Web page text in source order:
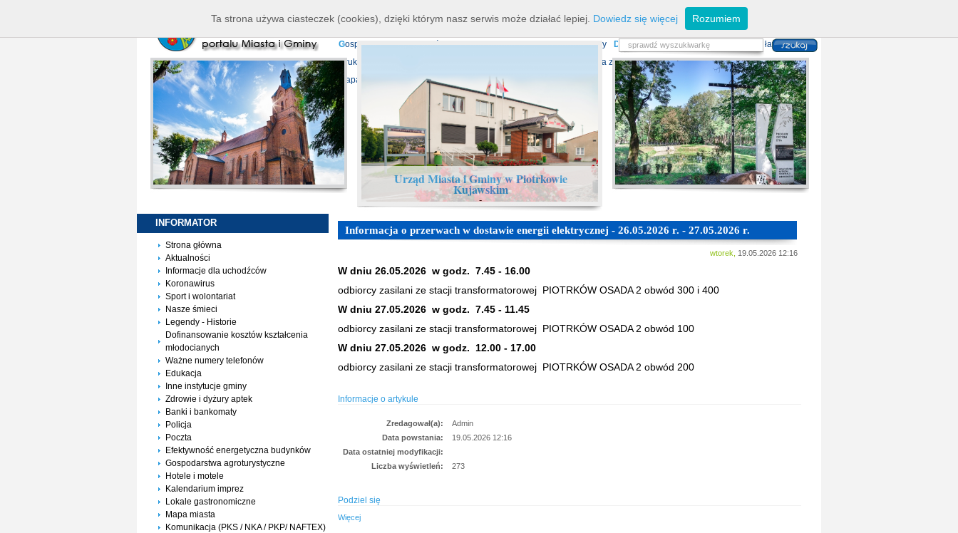
arządzanie kryzysowe
P
rojekty europejskie undusz Dróg Samorządowych ządowy Fundusz Rozwoju Dróg
lan zagospodarowania
Gospodarka nieruchomościami Echo Piotrkowa - Informator Lokalny D ziałalność gospodarcza
odatki i opłaty lokalne
D ruki do pobrania
widencja zbiorów i usług danych przestrzennych
Mapa serwisu
Urząd Miasta i Gminy w Piotrkowie
Kujawskim
-
INFORMATOR
Strona główna
Aktualności
Informacje dla uchodźców
Koronawirus
Sport i wolontariat
Nasze śmieci
Legendy - Historie
Dofinansowanie kosztów kształcenia
młodocianych
Ważne numery telefonów
Edukacja
Inne instytucje gminy
Zdrowie i dyżury aptek
Banki i bankomaty
Policja
Poczta
Efektywność energetyczna budynków
Gospodarstwa agroturystyczne
Hotele i motele
Kalendarium imprez
Lokale gastronomiczne
Mapa miasta
Komunikacja (PKS / NKA / PKP/ NAFTEX)
Informacja o przerwach w dostawie energii elektrycznej - 26.05.2026 r. - 27.05.2026 r.
wtorek, 19.05.2026 12:16
W dniu 26.05.2026 w godz. 7.45 - 16.00
odbiorcy zasilani ze stacji transformatorowej PIOTRKÓW OSADA 2 obwód 300 i 400
W dniu 27.05.2026 w godz. 7.45 - 11.45
odbiorcy zasilani ze stacji transformatorowej PIOTRKÓW OSADA 2 obwód 100
W dniu 27.05.2026 w godz. 12.00 - 17.00
odbiorcy zasilani ze stacji transformatorowej PIOTRKÓW OSADA 2 obwód 200
Informacje o artykule
Zredagował(a):
Admin
Data powstania:
19.05.2026 12:16
Data ostatniej modyfikacji:
Liczba wyświetleń:
273
Podziel się
Więcej
Ta strona używa ciasteczek (cookies), dzięki którym nasz serwis może działać lepiej. Dowiedz się więcej Rozumiem